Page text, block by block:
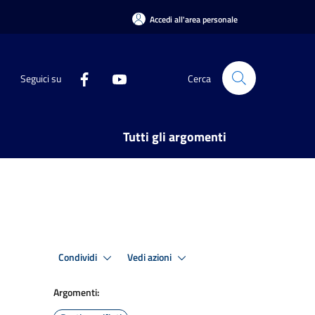
Accedi all'area personale
Seguici su Cerca
Tutti gli argomenti
Condividi Vedi azioni
Argomenti: